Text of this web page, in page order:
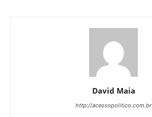
David Maia
http://acessopolitico.com.br